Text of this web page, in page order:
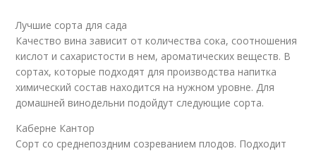
Лучшие сорта для сада
Качество вина зависит от количества сока, соотношения
кислот и сахаристости в нем, ароматических веществ. В
сортах, которые подходят для производства напитка
химический состав находится на нужном уровне. Для
домашней винодельни подойдут следующие сорта.
Каберне Кантор
Сорт со среднепоздним созреванием плодов. Подходит